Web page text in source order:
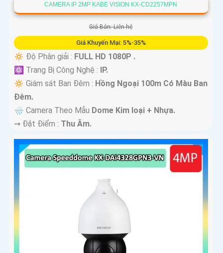
CAMERA IP 2MP KABE VISION KX-CD2257MPN
Giá Bán: Liên hệ
Giá Khuyến Mại: 5%-35%
🔅 Độ Phân giải : FULL HD 1080P .
⚛️ Trang Bị Công Nghệ : IP.
🔅 Giám sát Ban Đêm : Hồng Ngoại 100m Có Màu Ban
Ðêm.
🌧️ Camera Theo Mẫu Dome Kim loại + Nhựa.
️⇝ Đặt Điểm : Thu Âm.